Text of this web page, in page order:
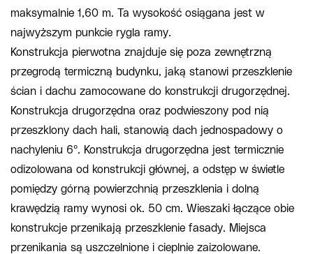
maksymalnie 1,60 m. Ta wysokość osiągana jest w
najwyższym punkcie rygla ramy.
Konstrukcja pierwotna znajduje się poza zewnętrzną
przegrodą termiczną budynku, jaką stanowi przeszklenie
ścian i dachu zamocowane do konstrukcji drugorzędnej.
Konstrukcja drugorzędna oraz podwieszony pod nią
przeszklony dach hali, stanowią dach jednospadowy o
nachyleniu 6°. Konstrukcja drugorzędna jest termicznie
odizolowana od konstrukcji głównej, a odstęp w świetle
pomiędzy górną powierzchnią przeszklenia i dolną
krawędzią ramy wynosi ok. 50 cm. Wieszaki łączące obie
konstrukcje przenikają przeszklenie fasady. Miejsca
przenikania są uszczelnione i cieplnie zaizolowane.